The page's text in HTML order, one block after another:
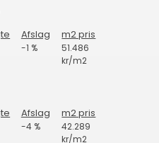
Afslag m2 pris
-1 %
51.486
kr/m2
Afslag m2 pris
-4 %
42.289
kr/m2